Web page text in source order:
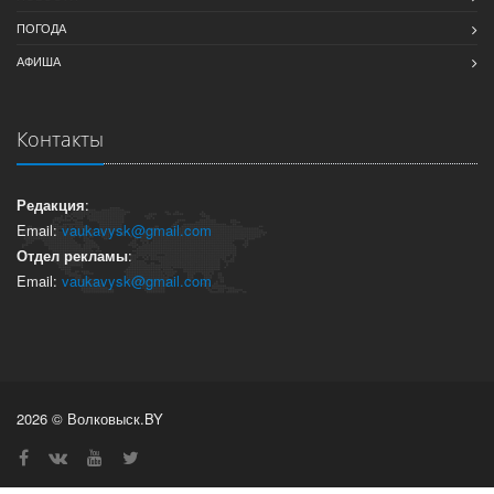
ПОГОДА
АФИША
Контакты
Редакция:
Email: vaukavysk@gmail.com
Отдел рекламы:
Email: vaukavysk@gmail.com
2026 © Волковыск.BY